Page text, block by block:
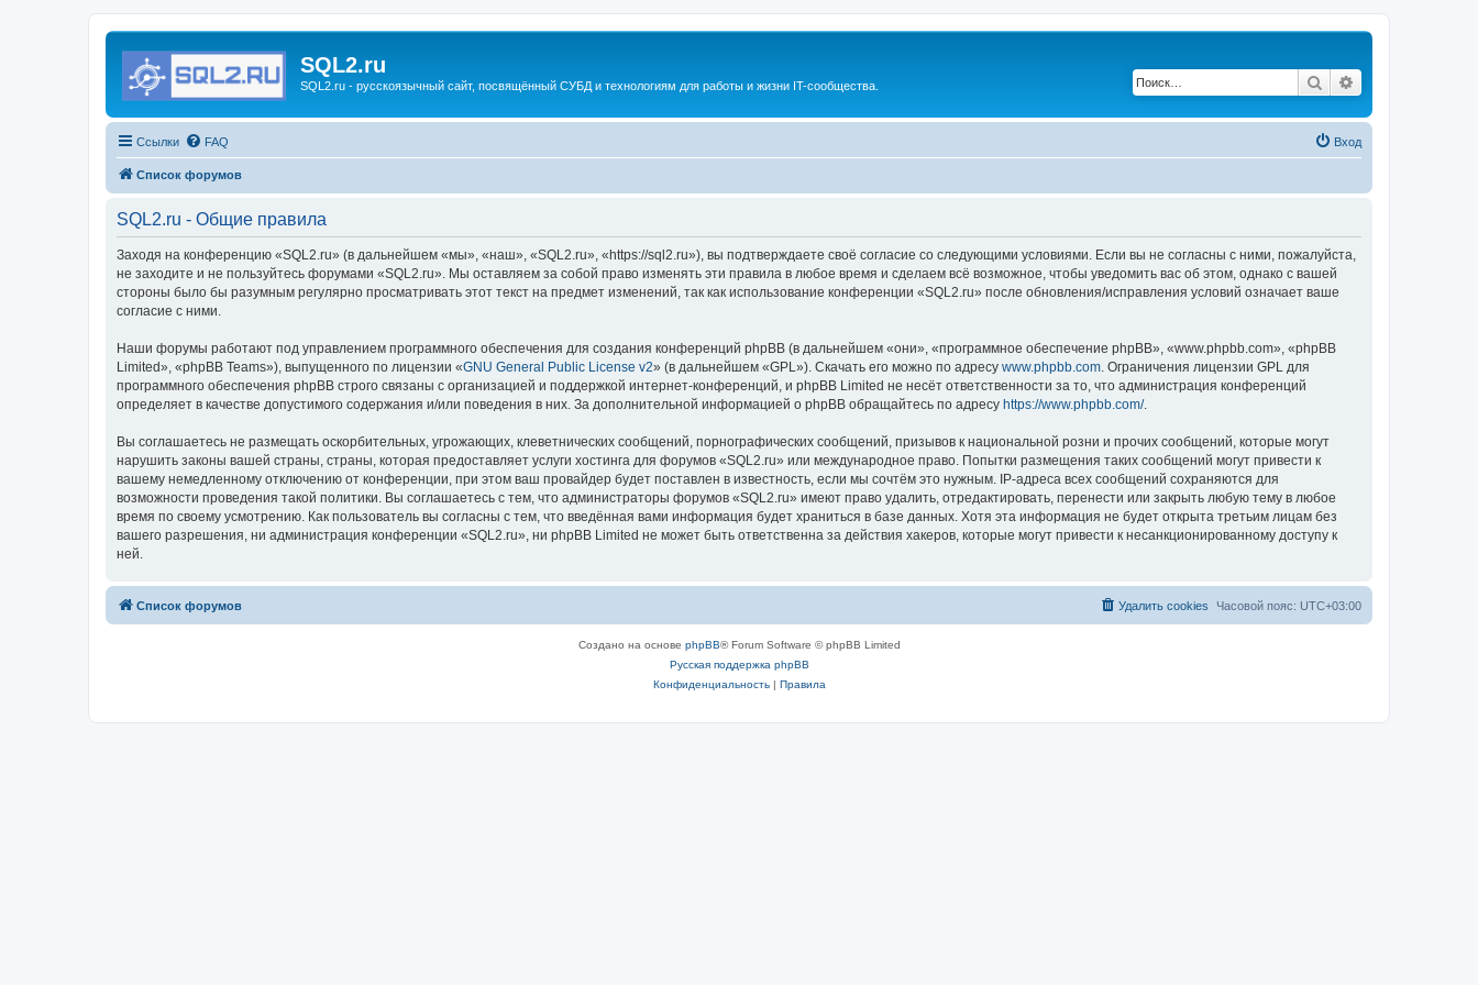
SQL2.ru
SQL2.ru - русскоязычный сайт, посвящённый СУБД и технологиям для работы и жизни IT-сообщества. Поиск
Ссылки FAQ Вход
Список форумов
SQL2.ru - Общие правила
Заходя на конференцию «SQL2.ru» (в дальнейшем «мы», «наш», «SQL2.ru», «https://sql2.ru»), вы подтверждаете своё согласие со следующими условиями. Если вы не согласны с ними, пожалуйста,
не заходите и не пользуйтесь форумами «SQL2.ru». Мы оставляем за собой право изменять эти правила в любое время и сделаем всё возможное, чтобы уведомить вас об этом, однако с вашей
стороны было бы разумным регулярно просматривать этот текст на предмет изменений, так как использование конференции «SQL2.ru» после обновления/исправления условий означает ваше
согласие с ними.
Наши форумы работают под управлением программного обеспечения для создания конференций phpBB (в дальнейшем «они», «программное обеспечение phpBB», «www.phpbb.com», «phpBB
Limited», «phpBB Teams»), выпущенного по лицензии «GNU General Public License v2» (в дальнейшем «GPL»). Скачать его можно по адресу www.phpbb.com . Ограничения лицензии GPL для
программного обеспечения phpBB строго связаны с организацией и поддержкой интернет-конференций, и phpBB Limited не несёт ответственности за то, что администрация конференций
определяет в качестве допустимого содержания и/или поведения в них. За дополнительной информацией о phpBB обращайтесь по адресу https://www.phpbb.com/.
Вы соглашаетесь не размещать оскорбительных, угрожающих, клеветнических сообщений, порнографических сообщений, призывов к национальной розни и прочих сообщений, которые могут
нарушить законы вашей страны, страны, которая предоставляет услуги хостинга для форумов «SQL2.ru» или международное право. Попытки размещения таких сообщений могут привести к
вашему немедленному отключению от конференции, при этом ваш провайдер будет поставлен в известность, если мы сочтём это нужным. IP-адреса всех сообщений сохраняются для
возможности проведения такой политики. Вы соглашаетесь с тем, что администраторы форумов «SQL2.ru» имеют право удалить, отредактировать, перенести или закрыть любую тему в любое
время по своему усмотрению. Как пользователь вы согласны с тем, что введённая вами информация будет храниться в базе данных. Хотя эта информация не будет открыта третьим лицам без
вашего разрешения, ни администрация конференции «SQL2.ru», ни phpBB Limited не может быть ответственна за действия хакеров, которые могут привести к несанкционированному доступу к
ней.
Список форумов Часовой пояс: UTC+03:00
Удалить cookies
Создано на основе phpBB® Forum Software © phpBB Limited
Русская поддержка phpBB
Конфиденциальность| Правила